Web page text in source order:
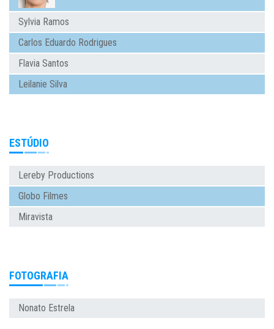
Sylvia Ramos
Carlos Eduardo Rodrigues
Flavia Santos
Leilanie Silva
ESTÚDIO
Lereby Productions
Globo Filmes
Miravista
FOTOGRAFIA
Nonato Estrela